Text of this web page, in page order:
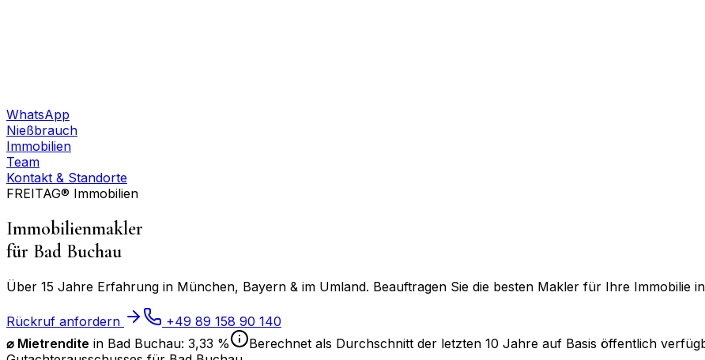
WhatsApp
Nießbrauch
Immobilien
Team
Kontakt & Standorte
FREITAG® Immobilien
Immobilienmakler
für Bad Buchau
Über 15 Jahre Erfahrung in München, Bayern & im Umland. Beauftragen Sie die besten Makler für Ihre Immobilie in
Rückruf anfordern
+49 89 158 90 140
⌀ Mietrendite in Bad Buchau: 3,33 %
Berechnet als Durchschnitt der letzten 10 Jahre auf Basis öffentlich